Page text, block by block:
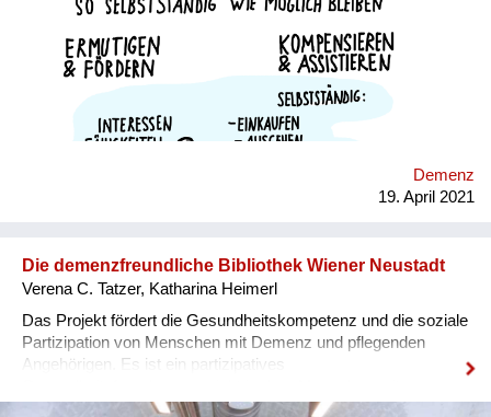
Vorstellung von Lebensqualität der /des Betreuten verfolgend
beim Menschen mit Demenz wahrnehmend und ansprechend:
u.a. soziale, seelische, intellektuelle, kulturelle, körperliche
Bedürfnisse. d) die Fähigkeiten und Interessen der / des
Betreuten ins Zentrum der Aufmerksamkeit stellend d) auf
Augenhöhe mit dem Betreuten = Betreuter auch bei starken
Vielfalt von Möglichkeiten Defizite ausgleichend, die einer
möglichst selbstständigen selbstgewählten Lebensführung im
Demenz
19. April 2021
Die demenzfreundliche Bibliothek Wiener Neustadt
Verena C. Tatzer, Katharina Heimerl
Das Projekt fördert die Gesundheitskompetenz und die soziale
Partizipation von Menschen mit Demenz und pflegenden
Angehörigen. Es ist ein partizipatives
kognitiver Einschränkung mitbestimmen. *Wer reicht ein?* Die